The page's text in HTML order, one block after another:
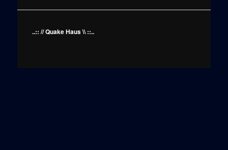
..:: // Quake Haus \\ ::..